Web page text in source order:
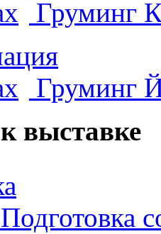
Груминг
Груминг
выставке
Подготовка